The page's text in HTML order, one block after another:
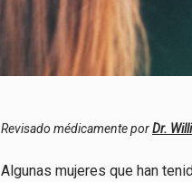
Revisado médicamente porDr.
Algunas mujeres que han